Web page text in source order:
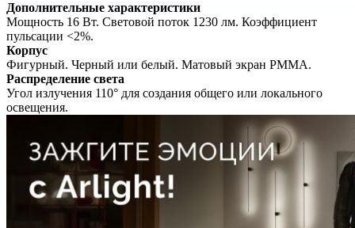
Дополнительные характеристики
Мощность 16 Вт. Световой поток 1230 лм. Коэффициент
пульсации <2%.
Корпус
Фигурный. Черный или белый. Матовый экран PMMA.
Распределение света
Угол излучения 110° для создания общего или локального
освещения.